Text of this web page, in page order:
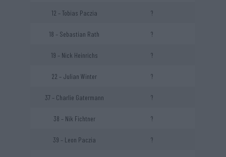
12 – Tobias Paczia ?
18 – Sebastian Rath ?
19 – Nick Heinrichs ?
22 – Julian Winter ?
37 – Charlie Gatermann ?
38 – Nik Fichtner ?
39 – Leon Paczia ?